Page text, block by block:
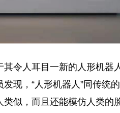
令人耳目一新的人形机器
现，“人形机器人”同传统
似，而且还能模仿人类的